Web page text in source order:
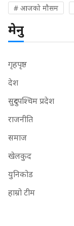
# आजको मौसम
मेनु
गृहपृष्ठ
देश
सुदुरपश्चिम प्रदेश
राजनीति
समाज
खेलकुद
युनिकोड
हाम्रो टीम